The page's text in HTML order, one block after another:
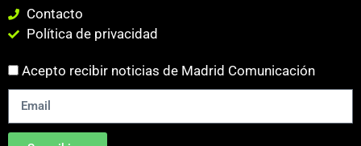
Contacto
Política de privacidad
Acepto recibir noticias de Madrid Comunicación